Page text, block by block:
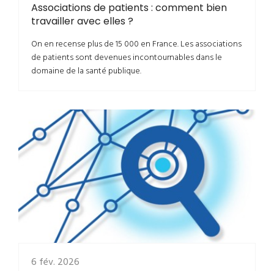
Associations de patients : comment bien
travailler avec elles ?
On en recense plus de 15 000 en France. Les associations
de patients sont devenues incontournables dans le
domaine de la santé publique.
6 fév. 2026